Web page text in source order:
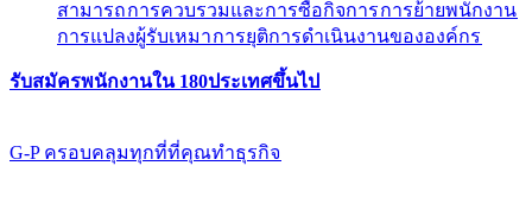
สามารถ​​การควบรวมและการซื้อกิจการ​​การย้ายพนักงาน​​
การแปลงผู้รับเหมา​​การยุติการดำเนินงานขององค์กร​​
รับสมัครพนักงานใน 180ประเทศขึ้นไป​​
G-P ครอบคลุมทุกที่ที่คุณทําธุรกิจ​​